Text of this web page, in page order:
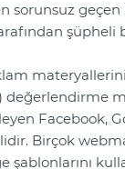
sorunsuz
şüpheli
materyallerini
değerlendirme
Facebook,
Birçok
şablonlarını